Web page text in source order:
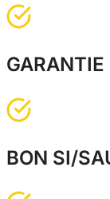
BON SI/